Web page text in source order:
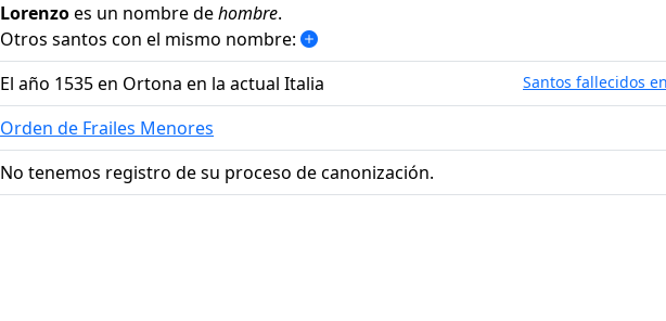
Lorenzoes un nombre dehombre.
Otros santos con el mismo nombre:
el año 1535 en Ortona en la actual Italia Santos fallecidos
Orden de Frailes Menores
No tenemos registro de su proceso de canonización.